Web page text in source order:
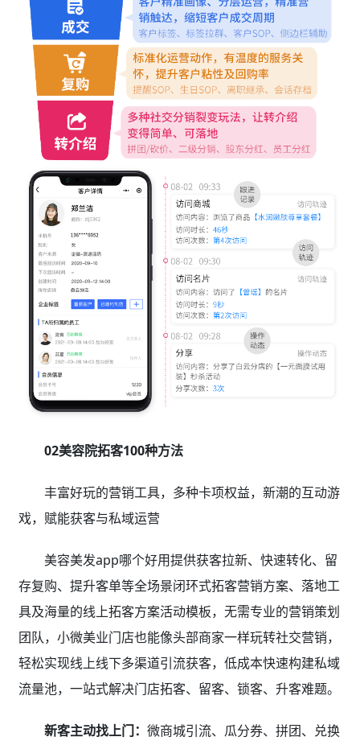
02美容院拓客100种方法
丰富好玩的营销工具，多种卡项权益，新潮的互动游
戏，赋能获客与私域运营
美容美发app哪个好用提供获客拉新、快速转化、留
存复购、提升客单等全场景闭环式拓客营销方案、落地工
具及海量的线上拓客方案活动模板，无需专业的营销策划
团队，小微美业门店也能像头部商家一样玩转社交营销，
轻松实现线上线下多渠道引流获客，低成本快速构建私域
流量池，一站式解决门店拓客、留客、锁客、升客难题。
新客主动找上门： 微商城引流、瓜分券、拼团、兑换